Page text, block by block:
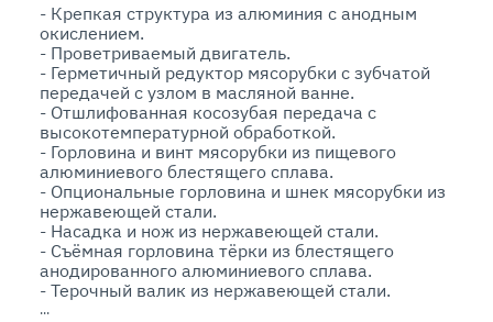
- Крепкая структура из алюминия с анодным
окислением.
- Проветриваемый двигатель.
- Герметичный редуктор мясорубки с зубчатой
передачей с узлом в масляной ванне.
- Отшлифованная косозубая передача с
высокотемпературной обработкой.
- Горловина и винт мясорубки из пищевого
алюминиевого блестящего сплава.
- Oпциональные горловина и шнек мясорубки из
нержавеющей стали.
- Насадка и нож из нержавеющей стали.
- Съёмная горловина тёрки из блестящего
анодированного алюминиевого сплава.
- Терочный валик из нержавеющей стали.
- Практичная коробка для насадки и ножа.